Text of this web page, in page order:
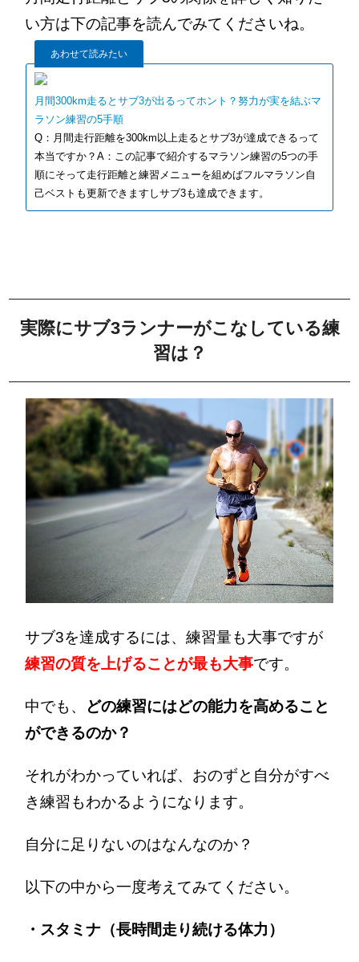
い方は下の記事を読んでみてくださいね。
あわせて読みたい
月間300km走るとサブ3が出るってホント？努力が実を結ぶマ
ラソン練習の5手順
Q：月間走行距離を300km以上走るとサブ3が達成できるって
本当ですか？A：この記事で紹介するマラソン練習の5つの手
順にそって走行距離と練習メニューを組めばフルマラソン自
己ベストも更新できますしサブ3も達成できます。
実際にサブ3ランナーがこなしている練
習は？
サブ3を達成するには、練習量も大事ですが
練習の質を上げることが最も大事です。
中でも、
どの練習にはどの能力を高めること
ができるのか？
それがわかっていれば、おのずと自分がすべ
き練習もわかるようになります。
自分に足りないのはなんなのか？
以下の中から一度考えてみてください。
・スタミナ（長時間走り続ける体力）